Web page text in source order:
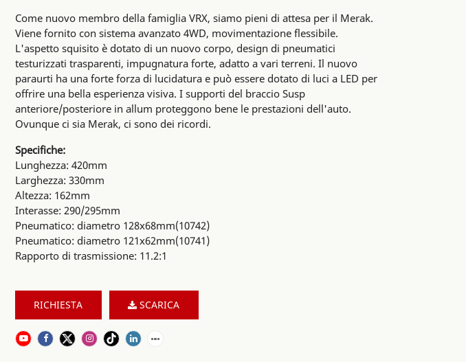
Come nuovo membro della famiglia VRX, siamo pieni di attesa per il Merak.
Viene fornito con sistema avanzato 4WD, movimentazione flessibile.
L'aspetto squisito è dotato di un nuovo corpo, design di pneumatici
testurizzati trasparenti, impugnatura forte, adatto a vari terreni. Il nuovo
paraurti ha una forte forza di lucidatura e può essere dotato di luci a LED per
offrire una bella esperienza visiva. I supporti del braccio Susp
anteriore/posteriore in allum proteggono bene le prestazioni dell'auto.
Ovunque ci sia Merak, ci sono dei ricordi.
Specifiche:
Lunghezza: 420mm
Larghezza: 330mm
Altezza: 162mm
Interasse: 290/295mm
Pneumatico: diametro 128x68mm(10742)
Pneumatico: diametro 121x62mm(10741)
Rapporto di trasmissione: 11.2:1
RICHIESTA SCARICA